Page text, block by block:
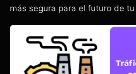
más segura para el futuro de